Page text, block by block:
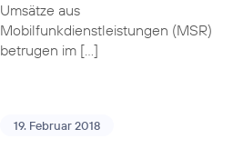
Umsätze aus
Mobilfunkdienstleistungen (MSR)
betrugen im […]
19. Februar 2018